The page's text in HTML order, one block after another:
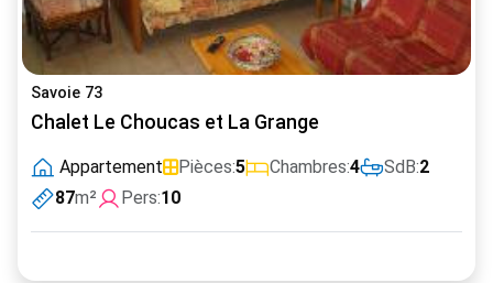
Savoie 73
Chalet Le Choucas et La Grange
Appartement Pièces:5 Chambres:4 SdB:2
87m² Pers:10